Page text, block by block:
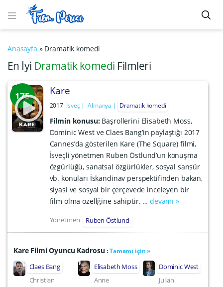
Anasayfa » Dramatik komedi
En İyi Dramatik komedi Filmleri
175 Kare
2017 İsveç Almanya Dramatik komedi
Filmin konusu: Başrollerini Elisabeth Moss,
Dominic West ve Claes Bang’in paylaştığı 2017
Cannes’da gösterilen Kare (The Square) filmi,
İsveçli yönetmen Ruben Östlund’un konuşma
özgürlüğü, sanatsal özgürlükler, sosyal sansür
vb. konuları İskandinav perspektifinden bakan,
siyasi ve sosyal bir çerçevede inceleyen bir
film olma özellğine sahiptir. …devamı »
Yönetmen Ruben Östlund
Kare Filmi Oyuncu Kadrosu:Tamamı için »
Claes Bang
Christian
Elisabeth Moss
Anne
Dominic West
Julian